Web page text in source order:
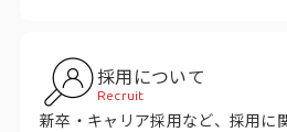
採用情報
採用について
Recruit
新卒・キャリア採用など、採用に